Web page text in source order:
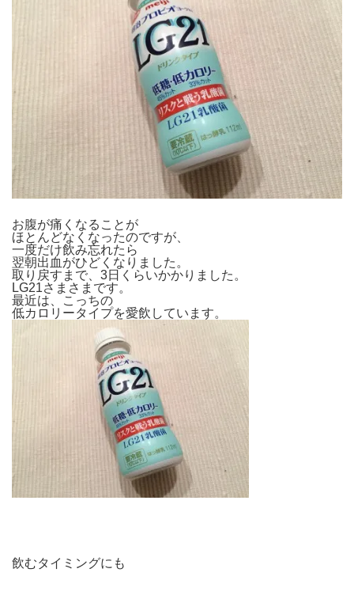
お腹が痛くなることが
ほとんどなくなったのですが、
一度だけ飲み忘れたら
翌朝出血がひどくなりました。
取り戻すまで、3日くらいかかりました。
LG21さまさまです。
最近は、こっちの
低カロリータイプを愛飲しています。
飲むタイミングにも